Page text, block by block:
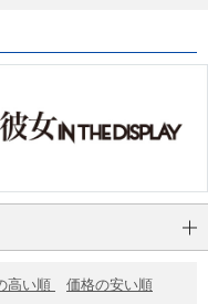
高い順 価格の安い順